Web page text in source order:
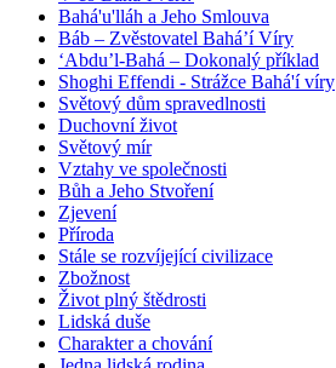
Bahá'u'lláh a Jeho Smlouva
Báb – Zvěstovatel Bahá’í Víry
‘Abdu’l-Bahá – Dokonalý příklad
Shoghi Effendi - Strážce Bahá'í víry
Světový dům spravedlnosti
Duchovní život
Světový mír
Vztahy ve společnosti
Bůh a Jeho Stvoření
Zjevení
Příroda
Stále se rozvíjející civilizace
Zbožnost
Život plný štědrosti
Lidská duše
Charakter a chování